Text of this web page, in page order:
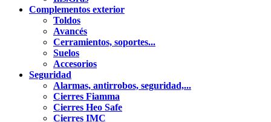
Complementos exterior
Toldos
Avancés
Cerramientos, soportes...
Suelos
Accesorios
Seguridad
Alarmas, antirrobos, seguridad,...
Cierres Fiamma
Cierres Heo Safe
Cierres IMC